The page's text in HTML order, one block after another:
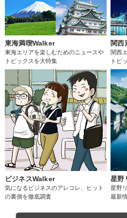
東海満喫Walker
東海エリアを楽しむためのニュースや
トピックスを大特集
関西
関西
トピ
ビジネスWalker
気になるビジネスのアレコレ、ヒット
の裏側を徹底調査
星野
星野
最新